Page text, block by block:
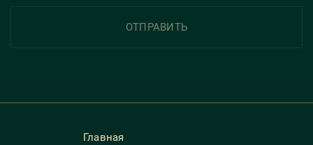
ОТПРАВИТЬ
Главная